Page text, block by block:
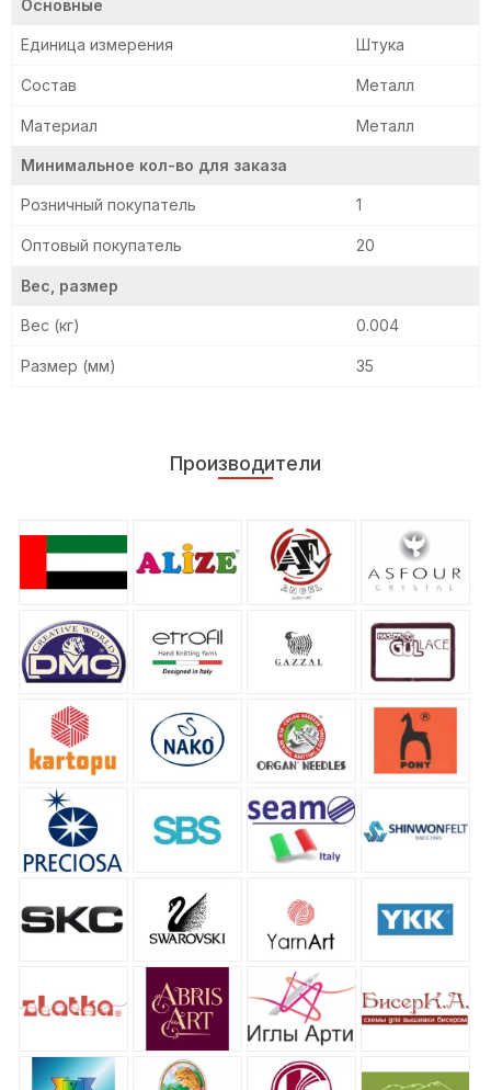
Основные
Единица измерения Штука
Состав Металл
Материал Металл
Минимальное кол-во для заказа
Розничный покупатель 1
Оптовый покупатель 20
Вес, размер
Вес (кг) 0.004
Размер (мм) 35
Производители